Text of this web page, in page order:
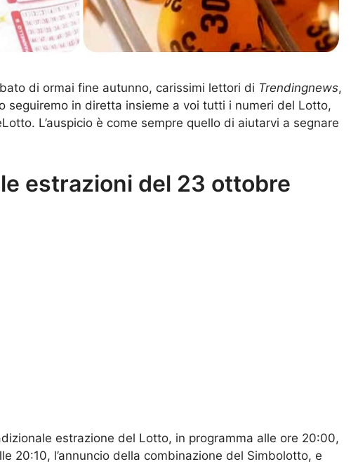
di ormai fine autunno, carissimi lettori di Trendingnews,
seguiremo in diretta insieme a voi tutti i numeri del Lotto,
L’auspicio è come sempre quello di aiutarvi a segnare
estrazioni del 23 ottobre
estrazione del Lotto, in programma alle ore 20:00,
20:10, l’annuncio della combinazione del Simbolotto, e